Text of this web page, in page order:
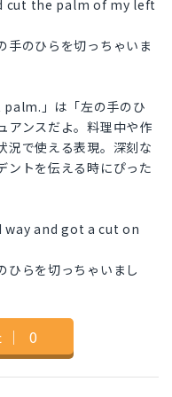
cut the palm of my left
手のひらを切っちゃいま
」は「左の手のひ
アンスだよ。料理中や作
況で使える表現。深刻な
ントを伝える時にぴった
and got a cut on
ひらを切っちゃいまし
｜ 0